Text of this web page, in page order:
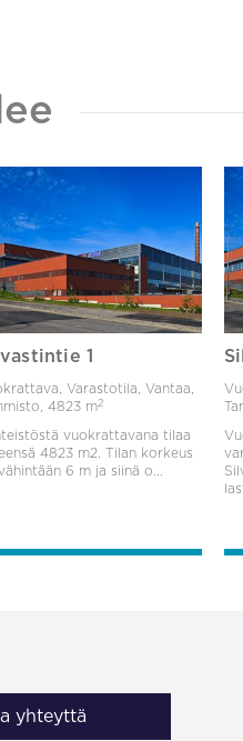
1
Varastotila, Vantaa,
4823 m2
vuokrattavana tilaa
4823 m2. Tilan korkeus
6 m ja siinä o...
yhteyttä